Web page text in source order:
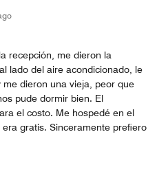
recepción, me dieron la
lado del aire acondicionado, le
dieron una vieja, peor que
pude dormir bien. El
el costo. Me hospedé en el
gratis. Sinceramente prefiero